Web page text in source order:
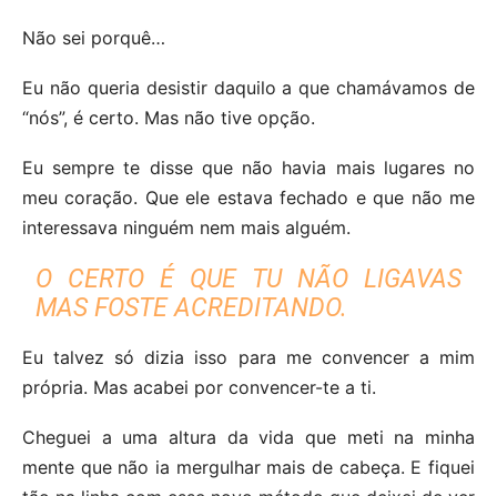
Não sei porquê…
Eu não queria desistir daquilo a que chamávamos de
“nós”, é certo. Mas não tive opção.
Eu sempre te disse que não havia mais lugares no
meu coração. Que ele estava fechado e que não me
interessava ninguém nem mais alguém.
O CERTO É QUE TU NÃO LIGAVAS
MAS FOSTE ACREDITANDO.
Eu talvez só dizia isso para me convencer a mim
própria. Mas acabei por convencer-te a ti.
Cheguei a uma altura da vida que meti na minha
mente que não ia mergulhar mais de cabeça. E fiquei